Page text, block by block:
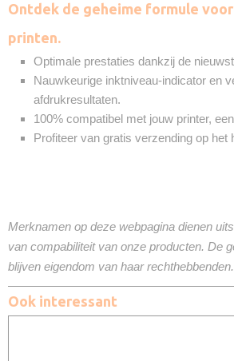
Ontdek de geheime formule
printen.
Optimale prestaties dankzij de
Nauwkeurige inktniveau-indicator en
afdrukresultaten.
100% compatibel met jouw printer,
Profiteer van gratis verzending op het
Merknamen op deze webpagina dienen
van compabiliteit van onze producten. De
blijven eigendom van haar rechthebbenden.
Ook interessant